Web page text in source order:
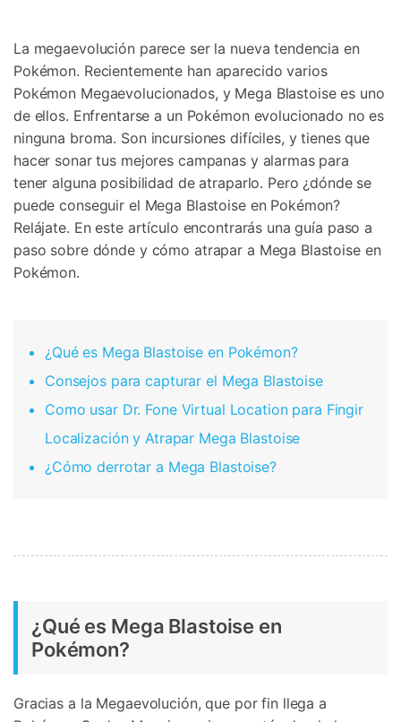
Reparación de Móviles
Protección del Móvil
Encuentra Más Soluciones
Iniciar sesión
La megaevolución parece ser la nueva tendencia en
Pokémon. Recientemente han aparecido varios
Pokémon Megaevolucionados, y Mega Blastoise es uno
de ellos. Enfrentarse a un Pokémon evolucionado no es
ninguna broma. Son incursiones difíciles, y tienes que
hacer sonar tus mejores campanas y alarmas para
tener alguna posibilidad de atraparlo. Pero ¿dónde se
puede conseguir el Mega Blastoise en Pokémon?
Relájate. En este artículo encontrarás una guía paso a
paso sobre dónde y cómo atrapar a Mega Blastoise en
Pokémon.
¿Qué es Mega Blastoise en Pokémon?
Consejos para capturar el Mega Blastoise
Como usar Dr. Fone Virtual Location para Fingir
Localización y Atrapar Mega Blastoise
¿Cómo derrotar a Mega Blastoise?
¿Qué es Mega Blastoise en
Pokémon?
Gracias a la Megaevolución, que por fin llega a